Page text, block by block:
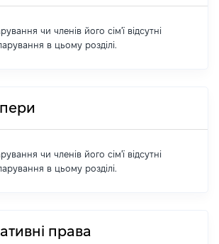
чи членів його сім'ї відсутні
в цьому розділі.
чи членів його сім'ї відсутні
в цьому розділі.
права